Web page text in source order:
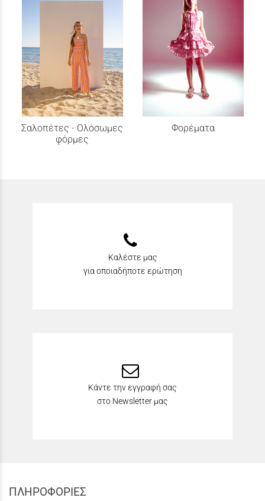
Σαλοπέτες - Ολόσωμες
φόρμες
Φορέματα
Καλέστε μας
για οποιαδήποτε ερώτηση
Κάντε την εγγραφή σας
στο Newsletter μας
ΠΛΗΡΟΦΟΡΙΕΣ